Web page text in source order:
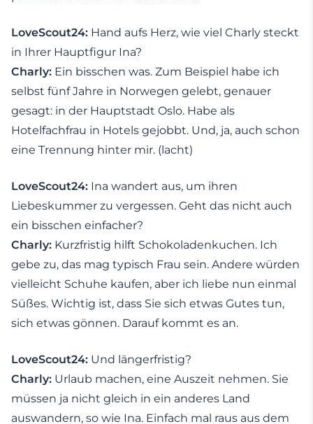
LoveScout24: Hand aufs Herz, wie viel Charly steckt
in Ihrer Hauptfigur Ina?
Charly: Ein bisschen was. Zum Beispiel habe ich
selbst fünf Jahre in Norwegen gelebt, genauer
gesagt: in der Hauptstadt Oslo. Habe als
Hotelfachfrau in Hotels gejobbt. Und, ja, auch schon
eine Trennung hinter mir. (lacht)
LoveScout24: Ina wandert aus, um ihren
Liebeskummer zu vergessen. Geht das nicht auch
ein bisschen einfacher?
Charly: Kurzfristig hilft Schokoladenkuchen. Ich
gebe zu, das mag typisch Frau sein. Andere würden
vielleicht Schuhe kaufen, aber ich liebe nun einmal
Süßes. Wichtig ist, dass Sie sich etwas Gutes tun,
sich etwas gönnen. Darauf kommt es an.
LoveScout24: Und längerfristig?
Charly: Urlaub machen, eine Auszeit nehmen. Sie
müssen ja nicht gleich in ein anderes Land
auswandern, so wie Ina. Einfach mal raus aus dem